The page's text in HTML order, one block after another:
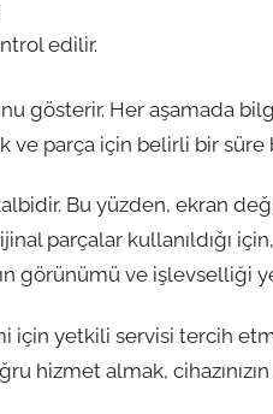
edilir.
gösterir. Her aşamada
ve parça için belirli bir süre
kalbidir. Bu yüzden, ekran
parçalar kullanıldığı
görünümü ve işlevselliği
için yetkili servisi tercih
hizmet almak,